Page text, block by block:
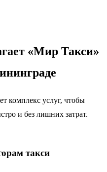
«Мир Такси»
комплекс услуг, чтобы
и без лишних затрат.
такси